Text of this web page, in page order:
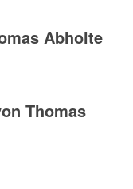
Abholte
Thomas